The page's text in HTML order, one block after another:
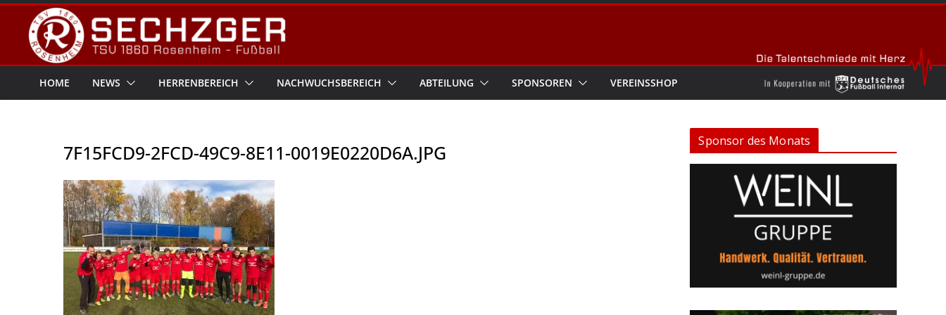
Zum
Inhalt
springen
HOME NEWS HERRENBEREICH NACHWUCHSBEREICH ABTEILUNG SPONSOREN VEREINSSHOP
7F15FCD9-2FCD-49C9-8E11-0019E0220D6A.JPG Sponsor des Monats